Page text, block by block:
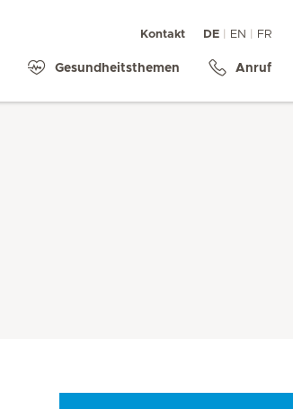
Kontakt DE EN FR
Gesundheitsthemen Anruf